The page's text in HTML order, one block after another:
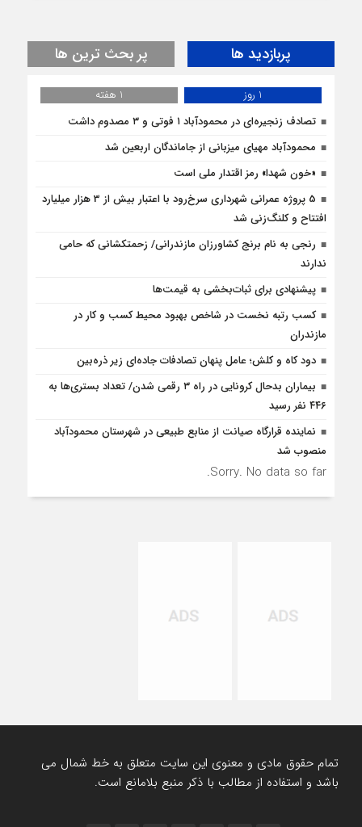
پربازدید ها پر بحث ترین ها
1 روز
1 هفته
تصادف زنجیره‌ای در محمودآباد ۱ فوتی و ۳ مصدوم داشت
محمودآباد مهیای میزبانی از جاماندگان اربعین شد
«خون شهدا» رمز اقتدار ملی است
5 پروژه‌ عمرانی شهرداری سرخ‌رود با اعتبار بیش از 3 هزار میلیارد
افتتاح و کلنگ‌زنی شد
رنجی به نام برنج کشاورزان مازندرانی/ زحمتکشانی که حامی
ندارند
پیشنهادی برای ثبات‌بخشی به قیمت‌ها
کسب رتبه نخست در شاخص بهبود محیط کسب و کار در
مازندران
دود کاه و کلش؛ عامل پنهان تصادفات جاده‌ای زیر ذره‌بین
بیماران بدحال کرونایی در راه ۳ رقمی شدن/ تعداد بستری‌ها به
۴۴۶ نفر رسید
نماینده قرارگاه صیانت از منابع طبیعی در شهرستان محمودآباد
منصوب شد
Sorry. No data so far.
تمام حقوق مادی و معنوی این سایت متعلق به خط شمال می
باشد و استفاده از مطالب با ذکر منبع بلامانع است.